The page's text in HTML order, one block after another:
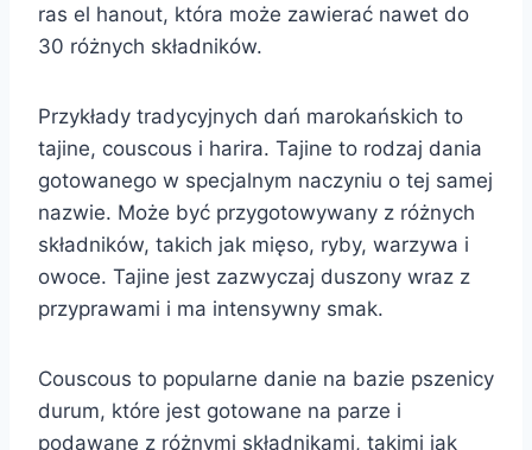
ras el hanout, która może zawierać nawet do
30 różnych składników.
Przykłady tradycyjnych dań marokańskich to
tajine, couscous i harira. Tajine to rodzaj dania
gotowanego w specjalnym naczyniu o tej samej
nazwie. Może być przygotowywany z różnych
składników, takich jak mięso, ryby, warzywa i
owoce. Tajine jest zazwyczaj duszony wraz z
przyprawami i ma intensywny smak.
Couscous to popularne danie na bazie pszenicy
durum, które jest gotowane na parze i
podawane z różnymi składnikami, takimi jak